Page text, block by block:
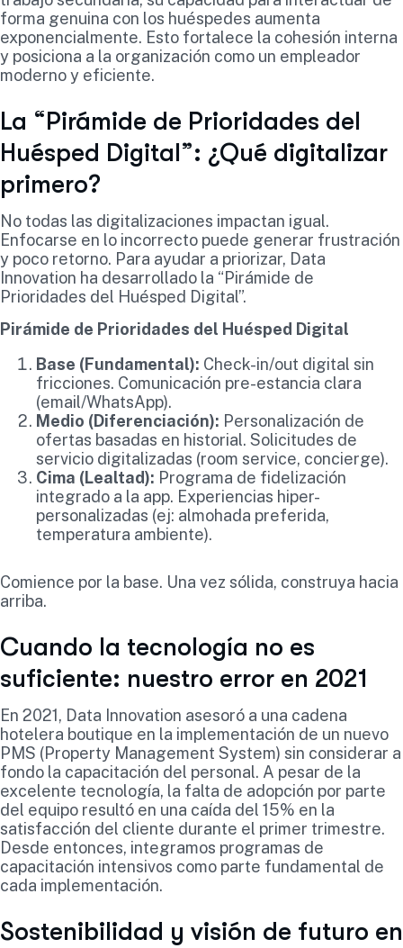
forma genuina con los huéspedes aumenta
exponencialmente. Esto fortalece la cohesión interna
y posiciona a la organización como un empleador
moderno y eficiente.
La “Pirámide de Prioridades del
Huésped Digital”: ¿Qué digitalizar
primero?
No todas las digitalizaciones impactan igual.
Enfocarse en lo incorrecto puede generar frustración
y poco retorno. Para ayudar a priorizar, Data
Innovation ha desarrollado la “Pirámide de
Prioridades del Huésped Digital”.
Pirámide de Prioridades del Huésped Digital
Base (Fundamental): Check-in/out digital sin
fricciones. Comunicación pre-estancia clara
(email/WhatsApp).
Medio (Diferenciación): Personalización de
ofertas basadas en historial. Solicitudes de
servicio digitalizadas (room service, concierge).
Cima (Lealtad): Programa de fidelización
integrado a la app. Experiencias hiper-
personalizadas (ej: almohada preferida,
temperatura ambiente).
Comience por la base. Una vez sólida, construya hacia
arriba.
Cuando la tecnología no es
suficiente: nuestro error en 2021
En 2021, Data Innovation asesoró a una cadena
hotelera boutique en la implementación de un nuevo
PMS (Property Management System) sin considerar a
fondo la capacitación del personal. A pesar de la
excelente tecnología, la falta de adopción por parte
del equipo resultó en una caída del 15% en la
satisfacción del cliente durante el primer trimestre.
Desde entonces, integramos programas de
capacitación intensivos como parte fundamental de
cada implementación.
Sostenibilidad y visión de futuro en